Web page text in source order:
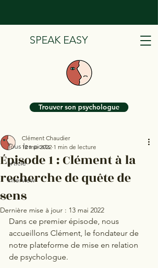
SPEAK EASY
Trouver son psychologue
Tous les posts
article
interview
Épisode 1 : Clément à la
recherche de quête de
sens
Clément Chaudier
12 mai 2022 1 min de lecture
Dernière mise à jour : 13 mai 2022
Dans ce premier épisode, nous
accueillons Clément, le fondateur de
notre plateforme de mise en relation
de psychologue.